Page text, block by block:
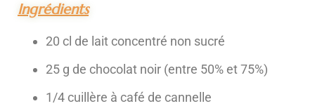
Ingrédients
20 cl de lait concentré non sucré
25 g de chocolat noir (entre 50% et 75%)
1/4 cuillère à café de cannelle